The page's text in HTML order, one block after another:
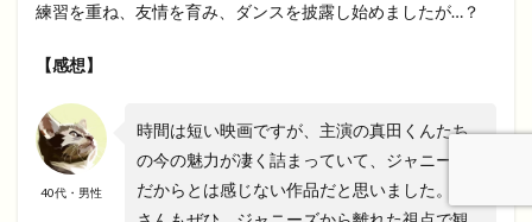
練習を重ね、友情を育み、ダンスを披露し始めましたが…？
【感想】
40代・男性
時間は短い映画ですが、主演の真田くんたち
の今の魅力が凄く詰まっていて、ジャニーズ
だからとは感じない作品だと思いました。皆